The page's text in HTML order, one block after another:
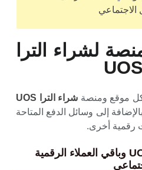
الاجتماعي
لشراء الترا
موقع ومنصة شراء الترا UOS
إلى وسائل الدفع المتاحة
– eToro : شراء الترا UOS وباقي العملاء الرقمية